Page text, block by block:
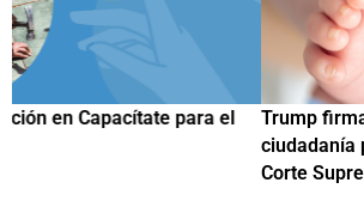
Trump firma nueva orden ejecutiva
ciudadanía por nacimiento, semanas
Corte Suprema revocara su primer